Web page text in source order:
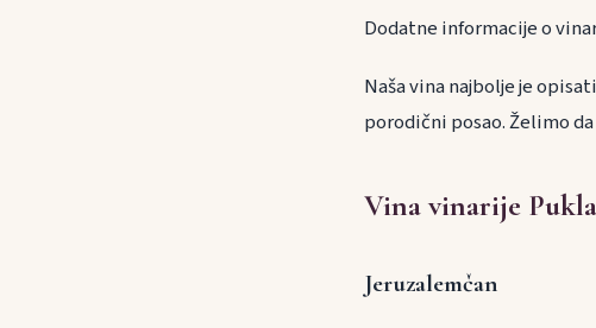
Dodatne informacije o
Naša vina najbolje je
porodični posao. Želimo
Vina vinarije
Jeruzalemčan